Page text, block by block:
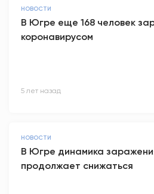
НОВОСТИ
В Югре еще 168 человек
коронавирусом
5 лет назад
НОВОСТИ
В Югре динамика
продолжает снижаться